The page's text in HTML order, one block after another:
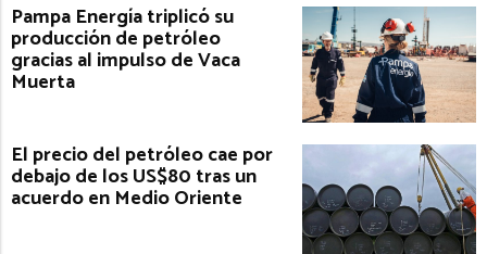
Pampa Energía triplicó su
producción de petróleo
gracias al impulso de Vaca
Muerta
El precio del petróleo cae por
debajo de los US$80 tras un
acuerdo en Medio Oriente